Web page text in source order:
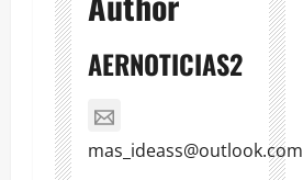
AERNOTICIAS2
mas_ideass@outlook.com